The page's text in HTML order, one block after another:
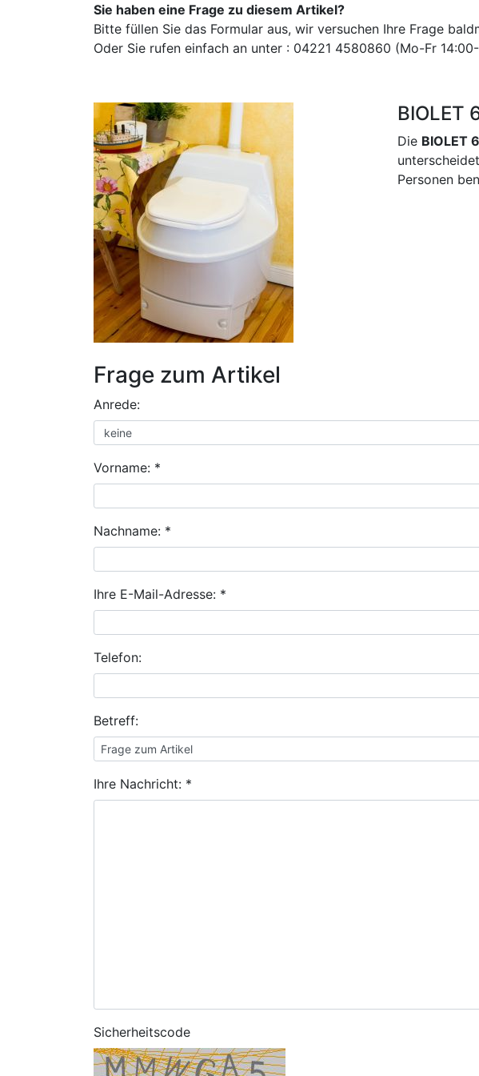
Sie haben eine Frage zu diesem Artikel?
Bitte füllen Sie das Formular aus, wir versuchen Ihre Frage
Oder Sie rufen einfach an unter : 04221 4580860 (Mo-Fr
BIOLET
Die BIOLET
Personen
Frage zum Artikel
Anrede:
Vorname: *
Nachname: *
Ihre E-Mail-Adresse: *
Telefon:
Betreff:
Ihre Nachricht: *
Sicherheitscode